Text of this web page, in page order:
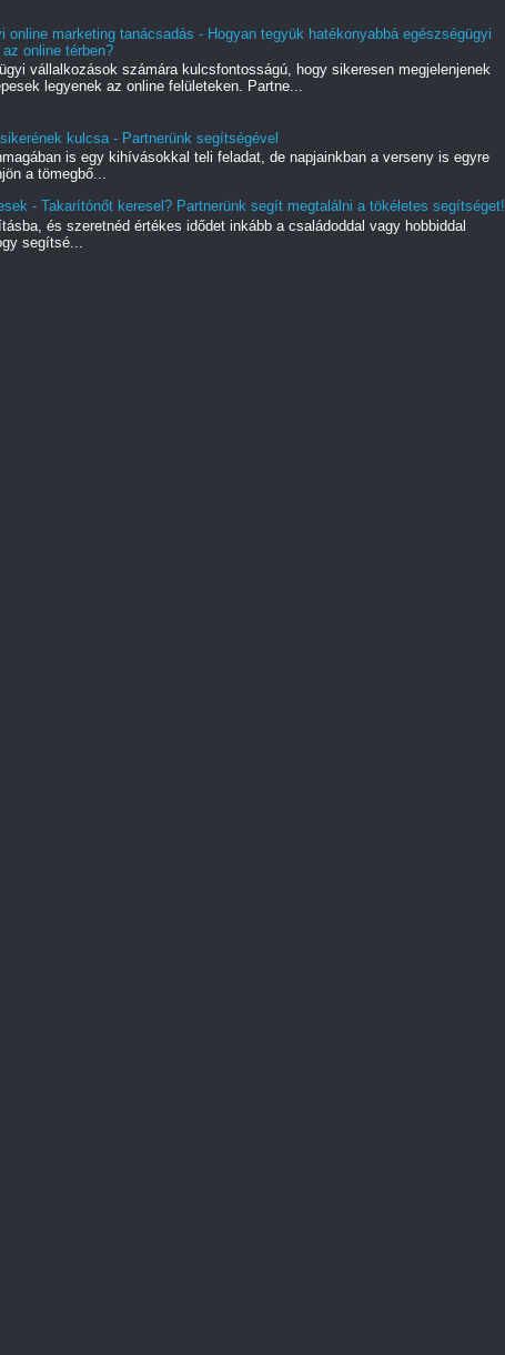
online marketing tanácsadás - Hogyan tegyük hatékonyabbá egészségügyi
online térben?
vállalkozások számára kulcsfontosságú, hogy sikeresen megjelenjenek
legyenek az online felületeken. Partne...
kulcsa - Partnerünk segítségével
is egy kihívásokkal teli feladat, de napjainkban a verseny is egyre
a tömegbő...
- Takarítónőt keresel? Partnerünk segít megtalálni a tökéletes segítséget!
és szeretnéd értékes idődet inkább a családoddal vagy hobbiddal
segítsé...